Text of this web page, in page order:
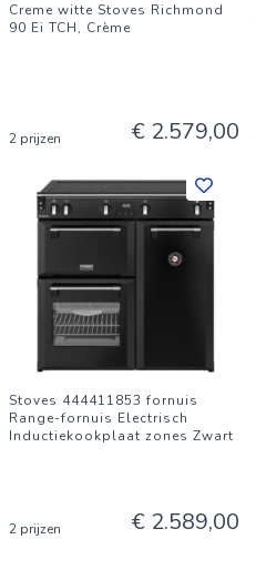
Creme witte Stoves Richmond
90 Ei TCH, Crème
2 prijzen € 2.579,00
Stoves 444411853 fornuis
Range-fornuis Electrisch
Inductiekookplaat zones Zwart
2 prijzen € 2.589,00